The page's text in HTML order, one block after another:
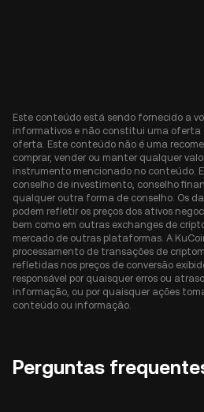
Este conteúdo está sendo fornecido a
informativos e não constitui uma oferta
oferta. Este conteúdo não é uma
comprar, vender ou manter qualquer
instrumento mencionado no conteúdo.
conselho de investimento, conselho
qualquer outra forma de conselho. Os
podem refletir os preços dos ativos
bem como em outras exchanges de
mercado de outras plataformas. A
processamento de transações de
refletidas nos preços de conversão
responsável por quaisquer erros ou
informação, ou por quaisquer ações
conteúdo ou informação.
Perguntas